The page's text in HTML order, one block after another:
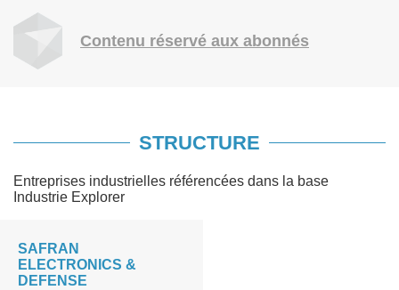
Contenu réservé aux abonnés
STRUCTURE
Entreprises industrielles référencées dans la base
Industrie Explorer
SAFRAN
ELECTRONICS &
DEFENSE